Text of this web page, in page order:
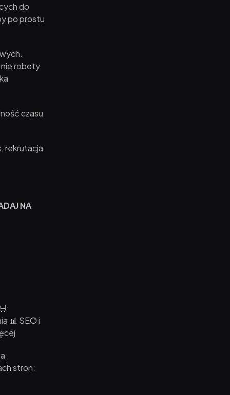
do
po prostu
roboty
czasu
rekrutacja
NA
📊 SEO i
stron: